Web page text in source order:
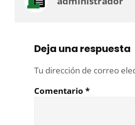
Deja una respuesta
Tu dirección de correo
Comentario *